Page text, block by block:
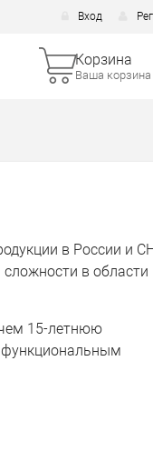
Вход
Корзина
Ваша корзина
в России и
в области
15-летнюю
функциональным